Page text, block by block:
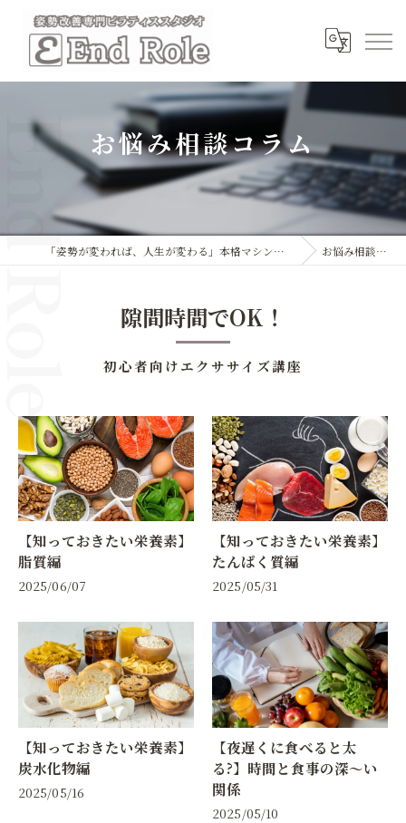
お悩み相談コラム
「姿勢が変われば、人生が変わる」本格マシンピラティススタジオ お悩み相談コラム
隙間時間でOK！
初心者向けエクササイズ講座
【知っておきたい栄養素】
脂質編
2025/06/07
【知っておきたい栄養素】
たんぱく質編
2025/05/31
【知っておきたい栄養素】
炭水化物編
2025/05/16
【夜遅くに食べると太
る?】時間と食事の深〜い
関係
2025/05/10